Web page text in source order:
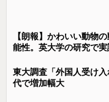
【朗報】かわいい動物
能性。英大学の研究で実
東大調査「外国人受け
代で増加幅大